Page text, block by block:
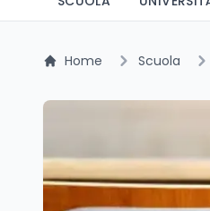
Home Scuola